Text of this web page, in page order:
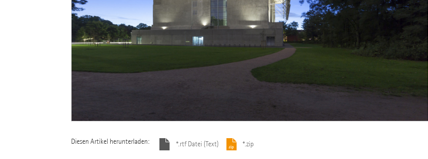
Diesen Artikel herunterladen: *.rtf Datei (Text) *.zip